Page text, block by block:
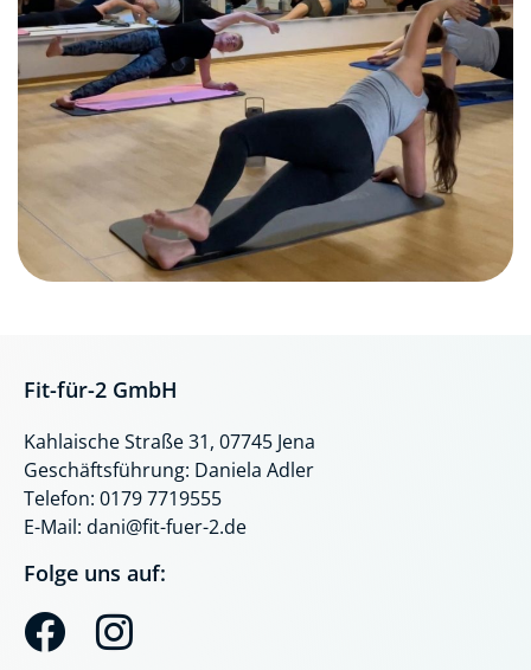
Fit-für-2 GmbH
Kahlaische Straße 31, 07745 Jena
Geschäftsführung: Daniela Adler
Telefon: 0179 7719555
E-Mail: dani@fit-fuer-2.de
Folge uns auf:
F I